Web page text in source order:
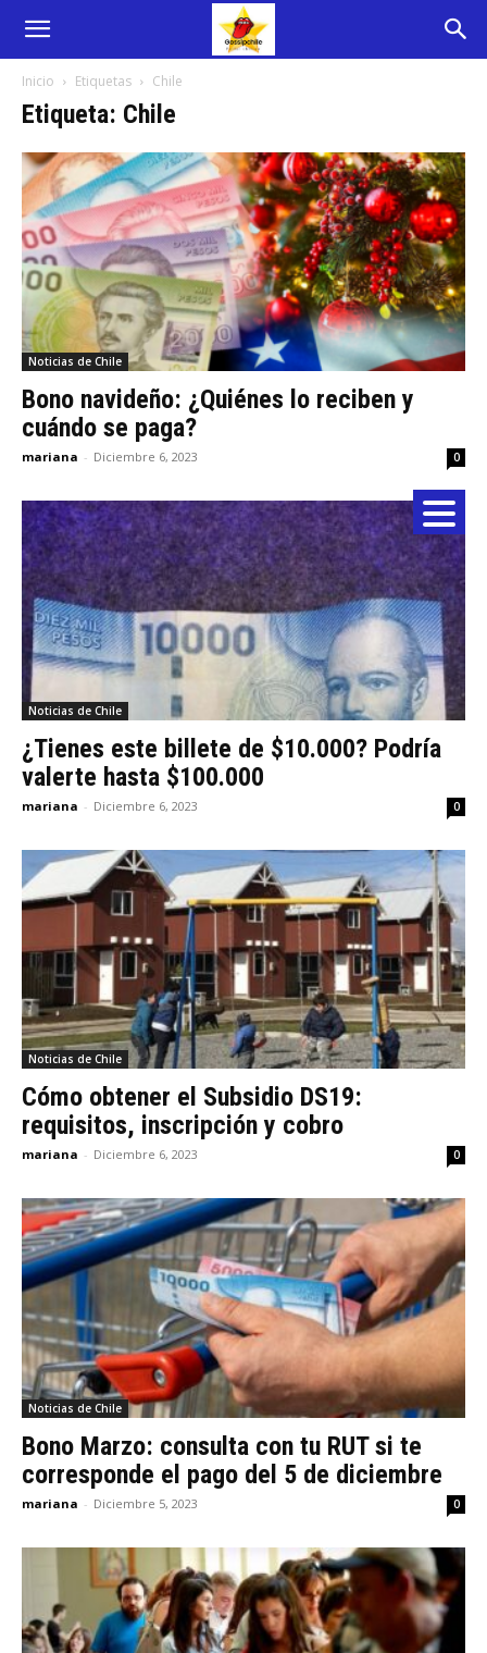
Inicio Etiquetas Chile
Etiqueta: Chile
Noticias de Chile
Bono navideño: ¿Quiénes lo reciben y
cuándo se paga?
mariana - Diciembre 6, 2023 0
Noticias de Chile
¿Tienes este billete de $10.000? Podría
valerte hasta $100.000
mariana - Diciembre 6, 2023 0
Noticias de Chile
Cómo obtener el Subsidio DS19:
requisitos, inscripción y cobro
mariana - Diciembre 6, 2023 0
Noticias de Chile
Bono Marzo: consulta con tu RUT si te
corresponde el pago del 5 de diciembre
mariana - Diciembre 5, 2023 0